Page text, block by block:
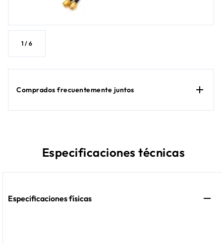
1 / 6
Comprados frecuentemente juntos
Especificaciones técnicas
Especificaciones físicas